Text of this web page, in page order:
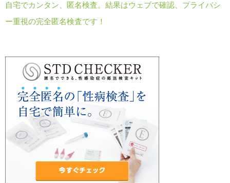
自宅でカンタン、匿名検査。結果はウェブで確認、プライバシ
ー重視の完全匿名検査です！